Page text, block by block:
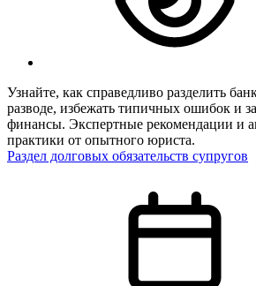
Узнайте, как справедливо разделить
разводе, избежать типичных ошибок и
финансы. Экспертные рекомендации и
практики от опытного юриста.
Раздел долговых обязательств супругов